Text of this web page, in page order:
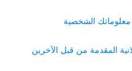
معلوماتك الشخصية
المقدمة من قبل الآخرين